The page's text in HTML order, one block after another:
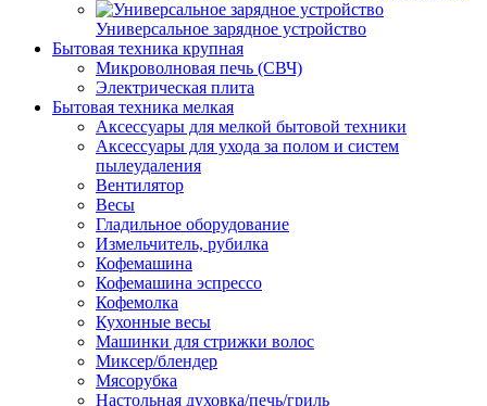
Универсальное зарядное устройство
Бытовая техника крупная
Микроволновая печь (СВЧ)
Электрическая плита
Бытовая техника мелкая
Аксессуары для мелкой бытовой техники
Аксессуары для ухода за полом и систем
пылеудаления
Вентилятор
Весы
Гладильное оборудование
Измельчитель, рубилка
Кофемашина
Кофемашина эспрессо
Кофемолка
Кухонные весы
Машинки для стрижки волос
Миксер/блендер
Мясорубка
Настольная духовка/печь/гриль